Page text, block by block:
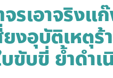
จรเอาจริง
ยงอุบัติเหตุ
ขับขี่ ย้ำดำ